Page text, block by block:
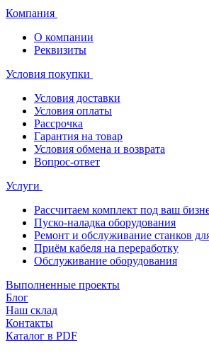
Компания
О компании
Реквизиты
Условия покупки
Условия доставки
Условия оплаты
Рассрочка
Гарантия на товар
Условия обмена и возврата
Вопрос-ответ
Услуги
Рассчитаем комплект под ваш
Пуско-наладка оборудования
Ремонт и обслуживание станков
Приём кабеля на переработку
Обслуживание оборудования
Выполненные проекты
Блог
Наш склад
Контакты
Каталог в PDF